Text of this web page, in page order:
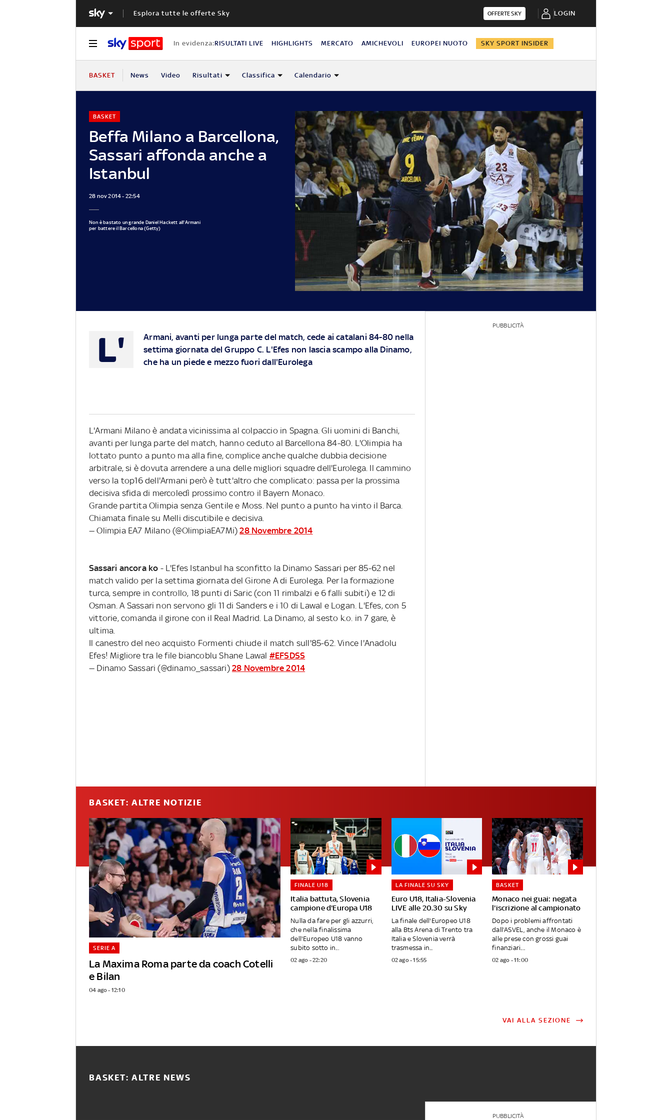
Esplora tutte le offerte Sky OFFERTE SKY LOGIN
In evidenza:RISULTATI LIVE HIGHLIGHTS MERCATO AMICHEVOLI EUROPEI NUOTO SKY SPORT INSIDER
BASKET News Video Risultati Classifica Calendario
Beffa Milano a Barcellona,
Sassari affonda anche a
Istanbul
BASKET
28 nov 2014 - 22:54
Non è bastato un grande Daniel Hackett all'Armani
per battere il Barcellona (Getty)
L'
Armani, avanti per lunga parte del match, cede ai catalani 84-80 nella
settima giornata del Gruppo C. L'Efes non lascia scampo alla Dinamo,
che ha un piede e mezzo fuori dall'Eurolega
L'Armani Milano è andata vicinissima al colpaccio in Spagna. Gli uomini di Banchi,
avanti per lunga parte del match, hanno ceduto al Barcellona 84-80. L'Olimpia ha
lottato punto a punto ma alla fine, complice anche qualche dubbia decisione
arbitrale, si è dovuta arrendere a una delle migliori squadre dell'Eurolega. Il cammino
verso la top16 dell'Armani però è tutt'altro che complicato: passa per la prossima
decisiva sfida di mercoledì prossimo contro il Bayern Monaco.
Grande partita Olimpia senza Gentile e Moss. Nel punto a punto ha vinto il Barca.
Chiamata finale su Melli discutibile e decisiva.
— Olimpia EA7 Milano (@OlimpiaEA7Mi)28 Novembre 2014
Sassari ancora ko - L'Efes Istanbul ha sconfitto la Dinamo Sassari per 85-62 nel
match valido per la settima giornata del Girone A di Eurolega. Per la formazione
turca, sempre in controllo, 18 punti di Saric (con 11 rimbalzi e 6 falli subiti) e 12 di
Osman. A Sassari non servono gli 11 di Sanders e i 10 di Lawal e Logan. L'Efes, con 5
vittorie, comanda il girone con il Real Madrid. La Dinamo, al sesto k.o. in 7 gare, è
ultima.
Il canestro del neo acquisto Formenti chiude il match sull'85-62. Vince l'Anadolu
Efes! Migliore tra le file biancoblu Shane Lawal #EFSDSS
— Dinamo Sassari (@dinamo_sassari) 28 Novembre 2014
PUBBLICITÀ
BASKET: ALTRE NOTIZIE
La Maxima Roma parte da coach Cotelli
e Bilan
SERIE A
04 ago - 12:10
Italia battuta, Slovenia
campione d'Europa U18
FINALE U18
Nulla da fare per gli azzurri,
che nella finalissima
dell'Europeo U18 vanno
subito sotto in...
02 ago - 22:20
Euro U18, Italia-Slovenia
LIVE alle 20.30 su Sky
LA FINALE SU SKY
La finale dell'Europeo U18
alla Bts Arena di Trento tra
Italia e Slovenia verrà
trasmessa in...
02 ago - 15:55
Monaco nei guai: negata
l'iscrizione al campionato
BASKET
Dopo i problemi affrontati
dall’ASVEL, anche il Monaco è
alle prese con grossi guai
finanziari....
02 ago - 11:00
VAI ALLA SEZIONE
BASKET: ALTRE NEWS
PUBBLICITÀ